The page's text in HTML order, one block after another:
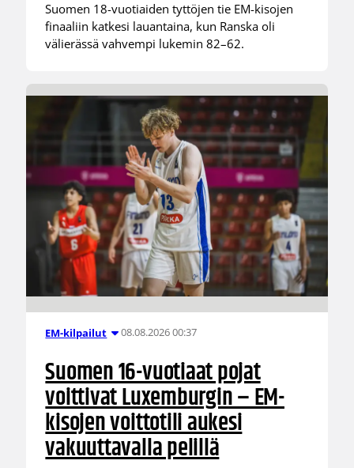
Suomen 18-vuotiaiden tyttöjen tie EM-kisojen
finaaliin katkesi lauantaina, kun Ranska oli
välierässä vahvempi lukemin 82–62.
EM-kilpailut 08.08.2026 00:37
Suomen 16-vuotiaat pojat
voittivat Luxemburgin – EM-
kisojen voittotili aukesi
vakuuttavalla pelillä